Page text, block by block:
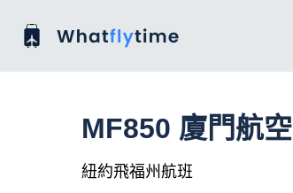
MF850 廈門航空
紐約飛福州航班